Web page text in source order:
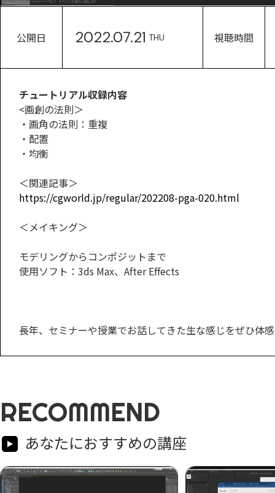
公開日 2022.07.21 THU 視聴時間
チュートリアル収録内容
<画創の法則＞
・画角の法則：重複
・配置
・均衡
＜関連記事＞
https://cgworld.jp/regular/202208-pga-020.html
＜メイキング＞
モデリングからコンポジットまで
使用ソフト：3ds Max、After Effects
長年、セミナーや授業でお話してきた生な感じをぜひ体
RECOMMEND
あなたにおすすめの講座